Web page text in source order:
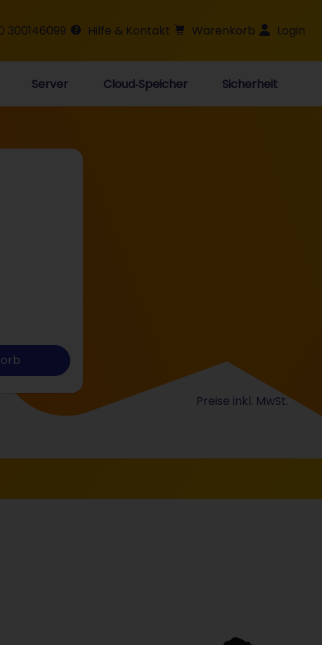
300146099 Hilfe & Kontakt Warenkorb Login
Server Cloud‑Speicher Sicherheit
Preise inkl. MwSt.